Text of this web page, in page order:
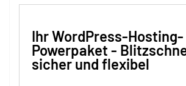
Ihr WordPress-Hosting-
Powerpaket -
sicher und flexibel